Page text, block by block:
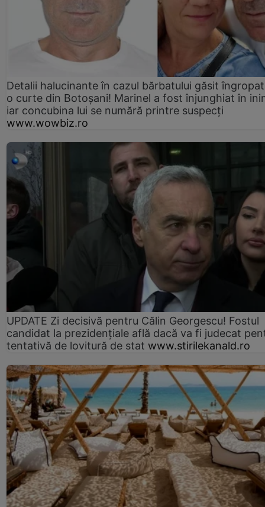
Detalii halucinante în cazul bărbatului găsit
o curte din Botoșani! Marinel a fost înjunghiat în
iar concubina lui se numără printre suspecți
www.wowbiz.ro
UPDATE Zi decisivă pentru Călin Georgescu! Fostul
candidat la prezidențiale află dacă va fi judecat
tentativă de lovitură de stat www.stirilekanald.ro